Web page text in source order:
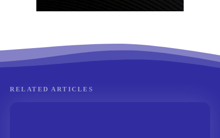
RELATED ARTICLES